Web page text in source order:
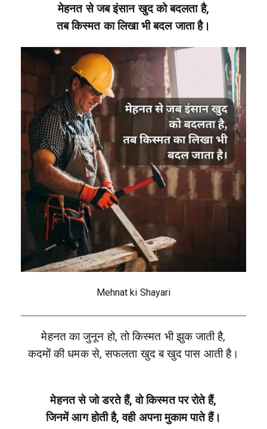
मेहनत से जब इंसान खुद को बदलता है,
तब किस्मत का लिखा भी बदल जाता है।
Mehnat ki Shayari
मेहनत का जुनून हो, तो किस्मत भी झुक जाती है,
कदमों की धमक से, सफलता खुद ब खुद पास आती है।
मेहनत से जो डरते हैं, वो किस्मत पर रोते हैं,
जिनमें आग होती है, वही अपना मुकाम पाते हैं।